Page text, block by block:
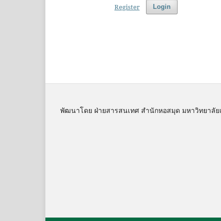
Login
Register
พัฒนาโดย ฝ่ายสารสนเทศ สำนักหอสมุด มหาวิทยาลัย